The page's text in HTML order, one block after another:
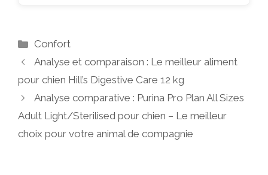
Catégories
Confort
Analyse et comparaison : Le meilleur aliment
pour chien Hill’s Digestive Care 12 kg
Analyse comparative : Purina Pro Plan All Sizes
Adult Light/Sterilised pour chien – Le meilleur
choix pour votre animal de compagnie